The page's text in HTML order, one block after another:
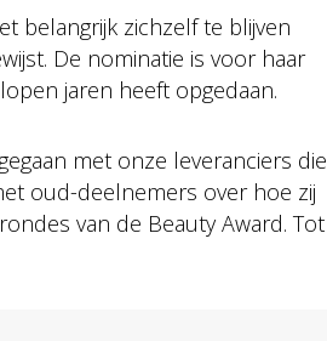
belangrijk zichzelf te blijven
De nominatie is voor haar
jaren heeft opgedaan.
met onze leveranciers die
oud-deelnemers over hoe zij
van de Beauty Award. Tot